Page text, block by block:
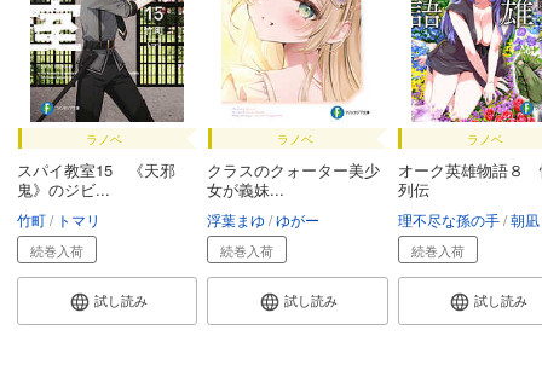
ラノベ
スパイ教室15 《天邪
鬼》のジビ...
竹町 トマリ
続巻入荷
試し読み
ラノベ
クラスのクォーター美少
女が義妹...
浮葉まゆ ゆがー
続巻入荷
試し読み
ラノベ
オーク英雄物語８
列伝
理不尽な孫の手 朝凪
続巻入荷
試し読み